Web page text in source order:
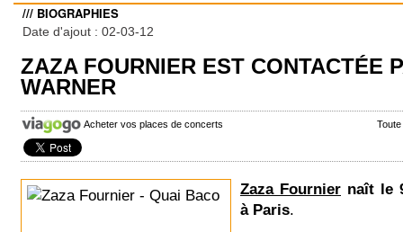
/// BIOGRAPHIES
Date d'ajout : 02-03-12
ZAZA FOURNIER EST CONTACTÉE
WARNER
Acheter vos places de concerts
Zaza Fournier naît le
à Paris.